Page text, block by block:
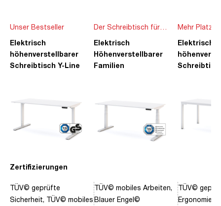
Zertifizierungen
Unser Bestseller
Elektrisch
höhenverstellbarer
Schreibtisch Y-Line
TÜV© geprüfte
Sicherheit, TÜV© mobiles
Der Schreibtisch für
die ganze Familie
Elektrisch
Höhenverstellbarer
Familien
TÜV© mobiles Arbeiten,
Blauer Engel©
Mehr Platz
Ideen
Elektrisch
TÜV©
Ergonomie,